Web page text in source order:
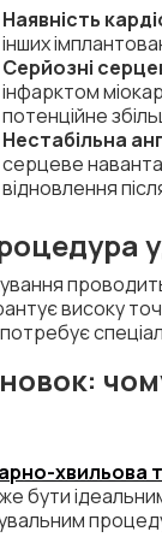
Наявність
інших
Серйозні
інфарктом
потенційне
Нестабільна
серцеве
відновлення
високу
хвильова
бути